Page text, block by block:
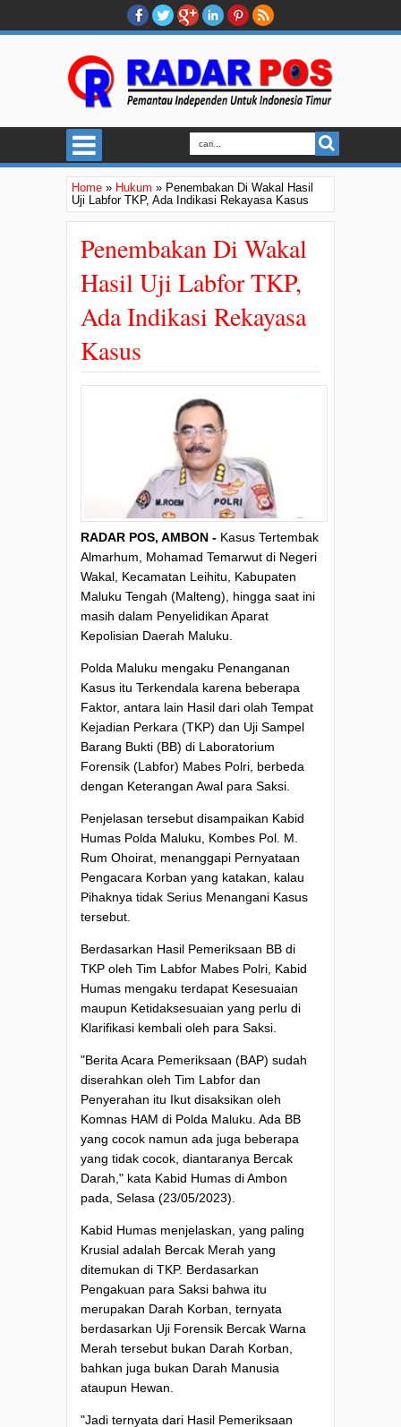
Home » Hukum » Penembakan Di Wakal Hasil
Uji Labfor TKP, Ada Indikasi Rekayasa Kasus
Penembakan Di Wakal
Hasil Uji Labfor TKP,
Ada Indikasi Rekayasa
Kasus
RADAR POS, AMBON - Kasus Tertembak
Almarhum, Mohamad Temarwut di Negeri
Wakal, Kecamatan Leihitu, Kabupaten
Maluku Tengah (Malteng), hingga saat ini
masih dalam Penyelidikan Aparat
Kepolisian Daerah Maluku.
Polda Maluku mengaku Penanganan
Kasus itu Terkendala karena beberapa
Faktor, antara lain Hasil dari olah Tempat
Kejadian Perkara (TKP) dan Uji Sampel
Barang Bukti (BB) di Laboratorium
Forensik (Labfor) Mabes Polri, berbeda
dengan Keterangan Awal para Saksi.
Penjelasan tersebut disampaikan Kabid
Humas Polda Maluku, Kombes Pol. M.
Rum Ohoirat, menanggapi Pernyataan
Pengacara Korban yang katakan, kalau
Pihaknya tidak Serius Menangani Kasus
tersebut.
Berdasarkan Hasil Pemeriksaan BB di
TKP oleh Tim Labfor Mabes Polri, Kabid
Humas mengaku terdapat Kesesuaian
maupun Ketidaksesuaian yang perlu di
Klarifikasi kembali oleh para Saksi.
"Berita Acara Pemeriksaan (BAP) sudah
diserahkan oleh Tim Labfor dan
Penyerahan itu Ikut disaksikan oleh
Komnas HAM di Polda Maluku. Ada BB
yang cocok namun ada juga beberapa
yang tidak cocok, diantaranya Bercak
Darah," kata Kabid Humas di Ambon
pada, Selasa (23/05/2023).
Kabid Humas menjelaskan, yang paling
Krusial adalah Bercak Merah yang
ditemukan di TKP. Berdasarkan
Pengakuan para Saksi bahwa itu
merupakan Darah Korban, ternyata
berdasarkan Uji Forensik Bercak Warna
Merah tersebut bukan Darah Korban,
bahkan juga bukan Darah Manusia
ataupun Hewan.
"Jadi ternyata dari Hasil Pemeriksaan